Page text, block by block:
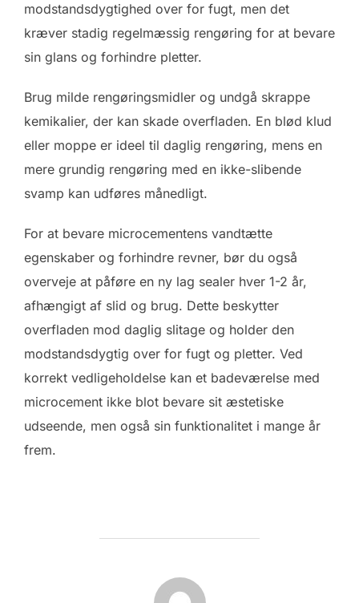
modstandsdygtighed over for fugt, men det
kræver stadig regelmæssig rengøring for at bevare
sin glans og forhindre pletter.
Brug milde rengøringsmidler og undgå skrappe
kemikalier, der kan skade overfladen. En blød klud
eller moppe er ideel til daglig rengøring, mens en
mere grundig rengøring med en ikke-slibende
svamp kan udføres månedligt.
For at bevare microcementens vandtætte
egenskaber og forhindre revner, bør du også
overveje at påføre en ny lag sealer hver 1-2 år,
afhængigt af slid og brug. Dette beskytter
overfladen mod daglig slitage og holder den
modstandsdygtig over for fugt og pletter. Ved
korrekt vedligeholdelse kan et badeværelse med
microcement ikke blot bevare sit æstetiske
udseende, men også sin funktionalitet i mange år
frem.
FORFATTER